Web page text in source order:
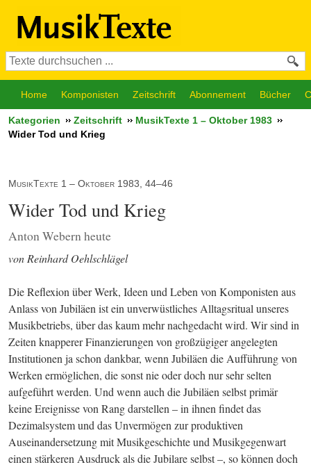
Home Komponisten Zeitschrift Abonnement Bücher
Kategorien Zeitschrift
MusikTexte 1 – Oktober 1983
Wider Tod und Krieg
MusikTexte 1 – Oktober 1983, 44–46
Wider Tod und Krieg
Anton Webern heute
von Reinhard Oehlschlägel
Die Reflexion über Werk, Ideen und Leben von Komponisten aus
Anlass von Jubiläen ist ein unverwüstliches Alltagsritual unseres
Musikbetriebs, über das kaum mehr nachgedacht wird. Wir sind in
Zeiten knapperer Finanzierungen von großzügiger angelegten
Institutionen ja schon dankbar, wenn Jubiläen die Aufführung von
Werken ermöglichen, die sonst nie oder doch nur sehr selten
aufgeführt werden. Und wenn auch die Jubiläen selbst primär
keine Ereignisse von Rang darstellen – in ihnen findet das
Dezimalsystem und das Unvermögen zur produktiven
Auseinandersetzung mit Musikgeschichte und Musikgegenwart
einen stärkeren Ausdruck als die Jubilare selbst –, so können doch